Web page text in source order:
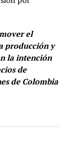
el
producción y
la intención
de
de Colombia